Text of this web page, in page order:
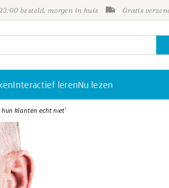
besteld, morgen in huis Gratis
Interactief lerenNu lezen
hun klanten echt niet’